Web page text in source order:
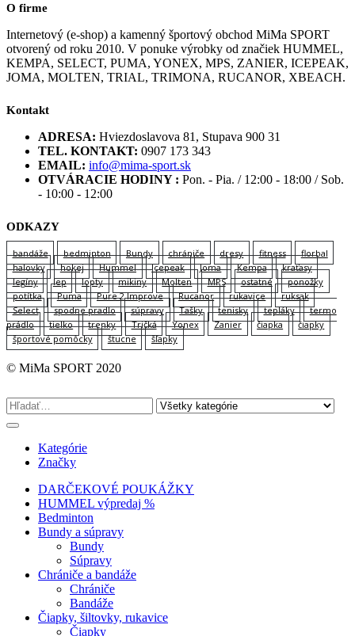
O firme
Internetový (e-shop) a kamenný športový obchod MiMa SPORT
otvorený od roku 2010. V ponuke výrobky od značiek HUMMEL,
KEMPA, SELECT, PUMA, YONEX, MPS, ZANIER, ICEPEAK,
JOMA, MOLTEN, TRIAL, TRIMONA, RUCANOR, XBEACH.
Kontakt
ADRESA: Hviezdoslavova 81, Stupava 900 31
TEL. KONTAKT: 0907 173 343
EMAIL: info@mima-sport.sk
OTVÁRACIE HODINY : Pon. - Pia. / 12:00 - 18:00 / Sob.
- 10:00 - 12:00
ODKAZY
bandáže bedminton Bundy chrániče dresy fitness
florbal
halovky
hokej Hummel Icepeak Joma Kempa
kraťasy
legíny
lep lopty mikiny Molten MPS ostatné
ponožky
potítka
Puma Pure 2 Improve Rucanor rukavice
ruksak
Select
spodne pradlo súpravy Tašky tenisky tepláky
termo
prádlo
tielko trenky Tričká Yonex Zanier čiapka
čiapky
športové pomôcky
štucne šľapky
© MiMa SPORT 2020
Kategórie
Značky
DARČEKOVÉ POUKÁŽKY
HUMMEL výpredaj %
Bedminton
Bundy a súpravy
Bundy
Súpravy
Chrániče a bandáže
Chrániče
Bandáže
Čiapky, šiltovky, rukavice
Čiapky